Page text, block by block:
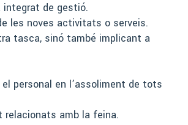
integrat de gestió.
les noves activitats o serveis.
tasca, sinó també implicant a
personal en l’assoliment de tots
relacionats amb la feina.